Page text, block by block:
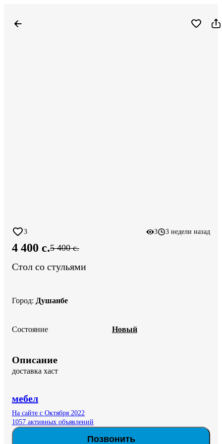
3 3 3 недели назад
4 400 c.5 400 c.
Стол со стульями
Город: Душанбе
Состояние Новый
Описание
доставка хаст
мебел
На сайте с Октября 2022
1057 активных объявлений
Позвонить